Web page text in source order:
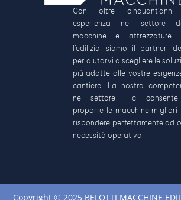
Con oltre
esperienza nel settore
macchine e attrezzature
l’edilizia, siamo il partner
per aiutarvi a scegliere le
più adatte alle vostre
cantiere. La nostra
nel settore ci
proporre le macchine migliori
rispondere perfettamente ad
necessità operativa.
Copyright © 2025 BELOTTI MACCHINE